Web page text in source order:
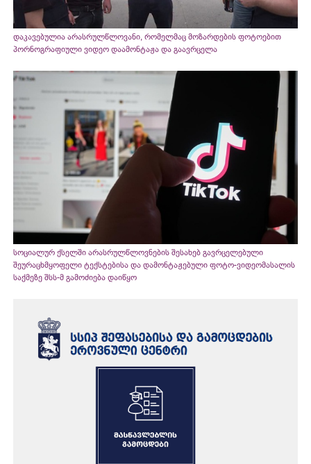
დაკავებულია არასრულწლოვანი, რომელმაც მოზარდების ფოტოებით
პორნოგრაფიული ვიდეო დაამონტაჟა და გაავრცელა
სოციალურ ქსელში არასრულწლოვნების შესახებ გავრცელებული
შეურაცხმყოფელი ტექსტებისა და დამონტაჟებული ფოტო-ვიდეომასალის
საქმეზე შსს-მ გამოძიება დაიწყო